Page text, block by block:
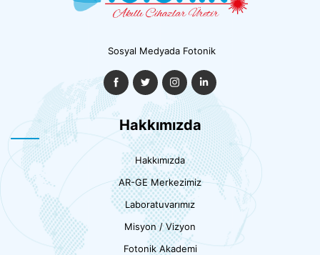
Sosyal Medyada Fotonik
Hakkımızda
Hakkımızda
AR-GE Merkezimiz
Laboratuvarımız
Misyon / Vizyon
Fotonik Akademi